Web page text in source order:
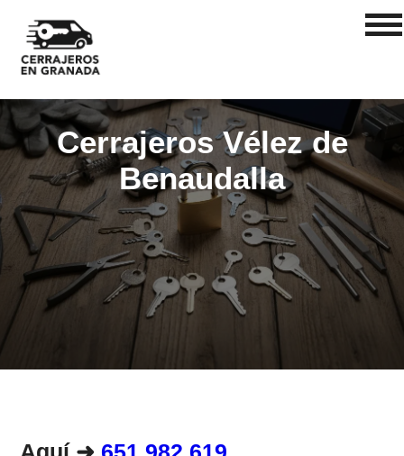
Cerrajeros Vélez de
Benaudalla